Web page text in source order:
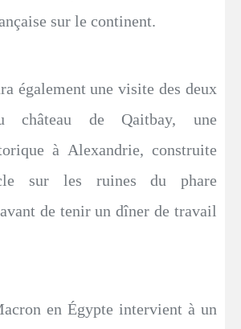
sur le continent.
également une visite des deux
château de Qaitbay, une
à Alexandrie, construite
sur les ruines du phare
de tenir un dîner de travail
en Égypte intervient à un